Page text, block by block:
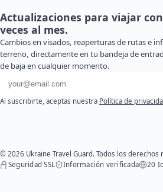
Actualizaciones para viajar
veces al mes.
Cambios en visados, reaperturas de rutas e
terreno, directamente en tu bandeja de
de baja en cualquier momento.
Dirección de correo electrónico
Al suscribirte, aceptas nuestra Política de
© 2026 Ukraine Travel Guard. Todos los derechos
Seguridad SSL
Información verificada 20